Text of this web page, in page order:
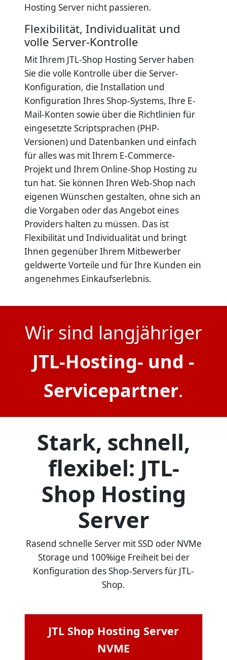
Hosting Server nicht passieren.
Flexibilität, Individualität und
volle Server-Kontrolle
Mit Ihrem JTL-Shop Hosting Server haben
Sie die volle Kontrolle über die Server-
Konfiguration, die Installation und
Konfiguration Ihres Shop-Systems, Ihre E-
Mail-Konten sowie über die Richtlinien für
eingesetzte Scriptsprachen (PHP-
Versionen) und Datenbanken und einfach
für alles was mit Ihrem E-Commerce-
Projekt und Ihrem Online-Shop Hosting zu
tun hat. Sie können Ihren Web-Shop nach
eigenen Wünschen gestalten, ohne sich an
die Vorgaben oder das Angebot eines
Providers halten zu müssen. Das ist
Flexibilität und Individualität und bringt
Ihnen gegenüber Ihrem Mitbewerber
geldwerte Vorteile und für Ihre Kunden ein
angenehmes Einkaufserlebnis.
Wir sind langjähriger
JTL-Hosting- und -
Servicepartner.
Stark, schnell,
flexibel: JTL-
Shop Hosting
Server
Rasend schnelle Server mit SSD oder NVMe
Storage und 100%ige Freiheit bei der
Konfiguration des Shop-Servers für JTL-
Shop.
JTL Shop Hosting Server
NVME